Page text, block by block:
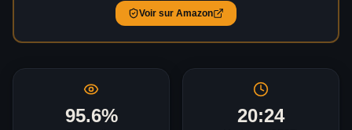
Voir sur Amazon
95.6% 20:24